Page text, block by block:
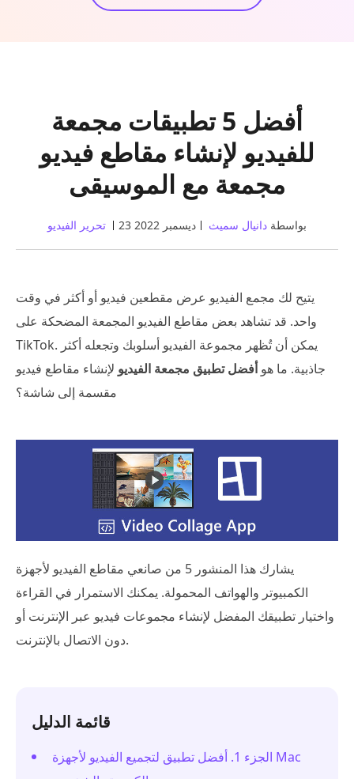
أفضل 5 تطبيقات مجمعة
للفيديو لإنشاء مقاطع فيديو
مجمعة مع الموسيقى
بواسطة دانيال سميث 23 ديسمبر 2022 تحرير الفيديو
يتيح لك مجمع الفيديو عرض مقطعين فيديو أو أكثر في وقت
واحد. قد تشاهد بعض مقاطع الفيديو المجمعة المضحكة على
TikTok. يمكن أن تُظهر مجموعة الفيديو أسلوبك وتجعله أكثر
جاذبية. ما هوأفضل تطبيق مجمعة الفيديو لإنشاء مقاطع فيديو
مقسمة إلى شاشة؟
يشارك هذا المنشور 5 من صانعي مقاطع الفيديو لأجهزة
الكمبيوتر والهواتف المحمولة. يمكنك الاستمرار في القراءة
واختيار تطبيقك المفضل لإنشاء مجموعات فيديو عبر الإنترنت أو
دون الاتصال بالإنترنت.
قائمة الدليل
الجزء 1. أفضل تطبيق لتجميع الفيديو لأجهزة Mac